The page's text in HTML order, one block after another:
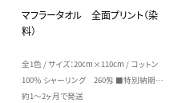
マフラータオル 全面プリント（染
料）
全1色 / サイズ：20cm×110cm / コットン
100％ シャーリング 260匁 ■特別納期…
約1～2ヶ月で発送